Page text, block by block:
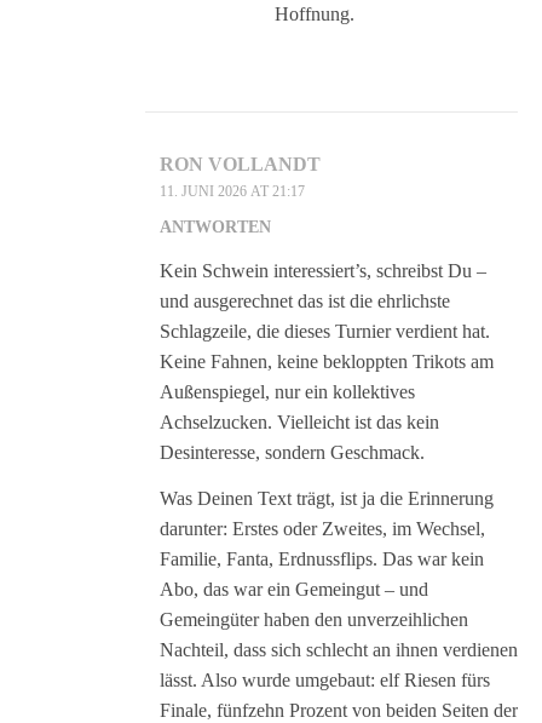
Hoffnung.
RON VOLLANDT
11. JUNI 2026 AT 21:17
ANTWORTEN
Kein Schwein interessiert’s, schreibst Du –
und ausgerechnet das ist die ehrlichste
Schlagzeile, die dieses Turnier verdient hat.
Keine Fahnen, keine bekloppten Trikots am
Außenspiegel, nur ein kollektives
Achselzucken. Vielleicht ist das kein
Desinteresse, sondern Geschmack.
Was Deinen Text trägt, ist ja die Erinnerung
darunter: Erstes oder Zweites, im Wechsel,
Familie, Fanta, Erdnussflips. Das war kein
Abo, das war ein Gemeingut – und
Gemeingüter haben den unverzeihlichen
Nachteil, dass sich schlecht an ihnen verdienen
lässt. Also wurde umgebaut: elf Riesen fürs
Finale, fünfzehn Prozent von beiden Seiten der